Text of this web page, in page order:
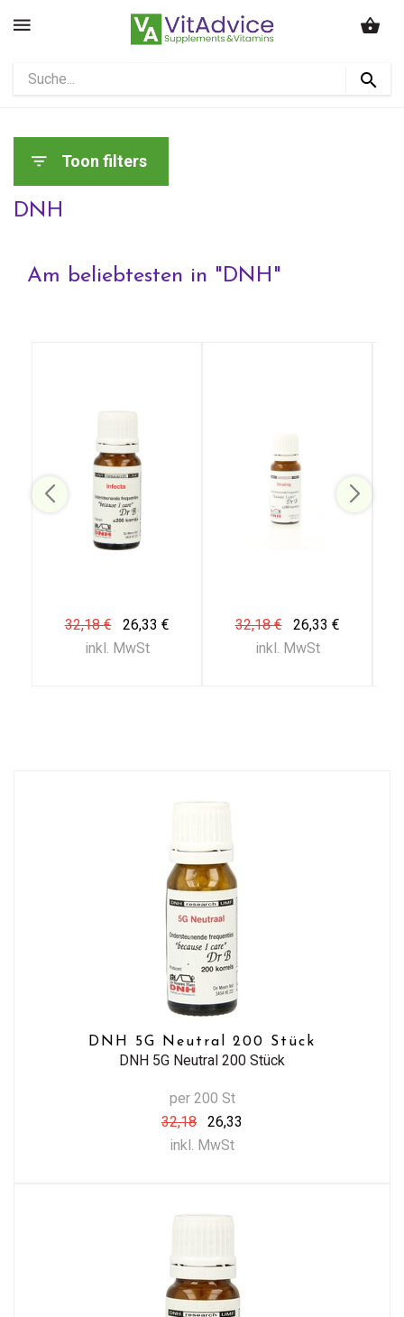
Toon filters
DNH
Am beliebtesten in "DNH "
32,18 €
26,33 €
inkl. MwSt
32,18 €
26,33 €
inkl. MwSt
DNH 5G Neutral 200 Stück
DNH 5G Neutral 200 Stück
per 200 St
32,18
26,33
inkl. MwSt